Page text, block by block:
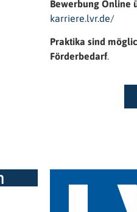
Bewerbung Online
karriere.lvr.de/
Praktika sind
Förderbedarf.